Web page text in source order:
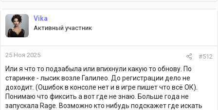
Vika
Активный участник
25 Ноя 2025 #512
Или я что то подзабыла или впихнули какую то обнову. По
старинке - лысик возле Галилео. До регистрации дело не
доходит. (Ошибок в консоле нет и в игре пишет что всё ОК).
Понимаю что фиксить а вот где не знаю. Больше года не
запускала Rage. Возможно кто нибудь подскажет где искать